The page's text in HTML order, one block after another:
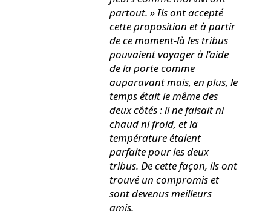
partout. » Ils ont accepté
cette proposition et à partir
de ce moment-là les tribus
pouvaient voyager à l’aide
de la porte comme
auparavant mais, en plus, le
temps était le même des
deux côtés : il ne faisait ni
chaud ni froid, et la
température étaient
parfaite pour les deux
tribus. De cette façon, ils ont
trouvé un compromis et
sont devenus meilleurs
amis.